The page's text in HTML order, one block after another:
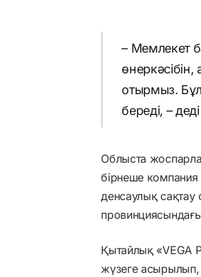
– Мемлекет
отырмыз.
береді, –
Облыста
бірнеше компания
денсаулық
Қытайлық «VEGA
жүзеге